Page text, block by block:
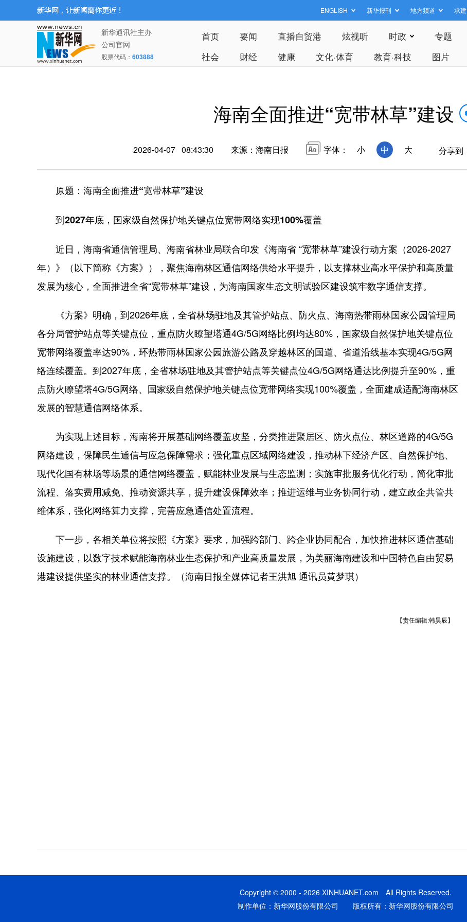
ENGLISH 新华报刊 地方频道 承
新华通讯社主办
公司官网
股票代码： 603888
首页 要闻 直播自贸港 炫视听 时政 专题
社会
财经 健康 文化·体育 教育·科技 图片
海南全面推进“宽带林草”建设
2026-04-07 08:43:30 来源：海南日报 字体： 小 中 大 分享到
原题：海南全面推进“宽带林草”建设
到2027年底，国家级自然保护地关键点位宽带网络实现100%覆盖
近日，海南省通信管理局、海南省林业局联合印发《海南省 “宽带林草”建设行动方案（2026-2027
年）》（以下简称《方案》），聚焦海南林区通信网络供给水平提升，以支撑林业高水平保护和高质量
发展为核心，全面推进全省“宽带林草”建设，为海南国家生态文明试验区建设筑牢数字通信支撑。
《方案》明确，到2026年底，全省林场驻地及其管护站点、防火点、海南热带雨林国家公园管理局
各分局管护站点等关键点位，重点防火瞭望塔通4G/5G网络比例均达80%，国家级自然保护地关键点位
宽带网络覆盖率达90%，环热带雨林国家公园旅游公路及穿越林区的国道、省道沿线基本实现4G/5G网
络连续覆盖。到2027年底，全省林场驻地及其管护站点等关键点位4G/5G网络通达比例提升至90%，重
点防火瞭望塔4G/5G网络、国家级自然保护地关键点位宽带网络实现100%覆盖，全面建成适配海南林区
发展的智慧通信网络体系。
为实现上述目标，海南将开展基础网络覆盖攻坚，分类推进聚居区、防火点位、林区道路的4G/5G
网络建设，保障民生通信与应急保障需求；强化重点区域网络建设，推动林下经济产区、自然保护地、
现代化国有林场等场景的通信网络覆盖，赋能林业发展与生态监测；实施审批服务优化行动，简化审批
流程、落实费用减免、推动资源共享，提升建设保障效率；推进运维与业务协同行动，建立政企共管共
维体系，强化网络算力支撑，完善应急通信处置流程。
下一步，各相关单位将按照《方案》要求，加强跨部门、跨企业协同配合，加快推进林区通信基础
设施建设，以数字技术赋能海南林业生态保护和产业高质量发展，为美丽海南建设和中国特色自由贸易
港建设提供坚实的林业通信支撑。（海南日报全媒体记者王洪旭 通讯员黄梦琪）
【责任编辑:韩昊辰】
Copyright © 2000 - 2026 XINHUANET.com All Rights Reserved.
制作单位：新华网股份有限公司 版权所有：新华网股份有限公司